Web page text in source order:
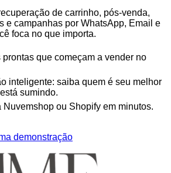
de carrinho, pós-venda,
e campanhas por WhatsApp, Email e
foca no que importa.
que começam a vender no
inteligente: saiba quem é seu melhor
sumindo.
Nuvemshop ou Shopify em minutos.
demonstração